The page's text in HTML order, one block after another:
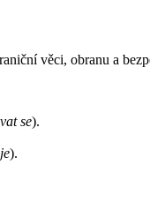
věci, obranu a
se).
).